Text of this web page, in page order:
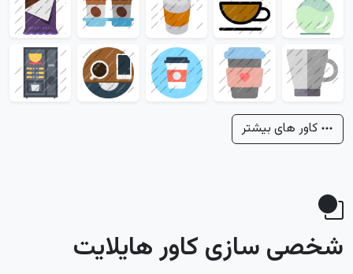
کاور های بیشتر
شخصی سازی کاور هایلایت